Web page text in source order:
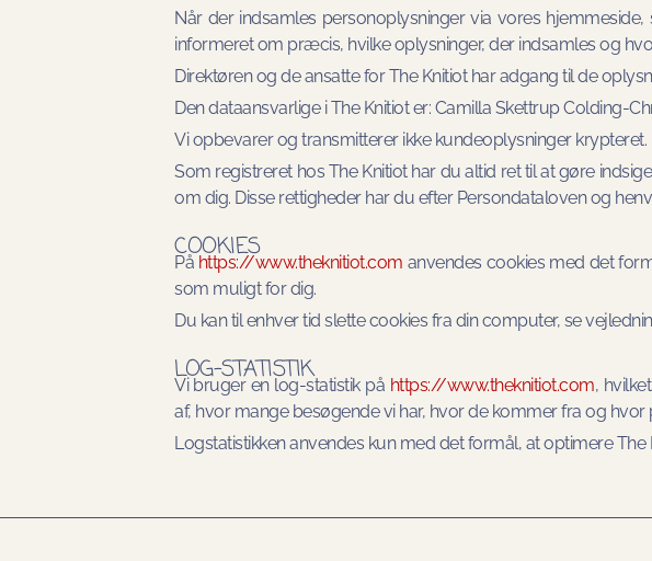
Når der indsamles personoplysninger via vores
informeret om præcis, hvilke oplysninger, der indsamles og
Direktøren og de ansatte for The Knitiot har adgang til de
Den dataansvarlige i The Knitiot er: Camilla Skettrup Colding-
Vi opbevarer og transmitterer ikke kundeoplysninger krypteret.
Som registreret hos The Knitiot har du altid ret til at gøre
om dig. Disse rettigheder har du efter Persondataloven og
COOKIES
På https://www.theknitiot.com anvendes cookies med det
som muligt for dig.
Du kan til enhver tid slette cookies fra din computer, se
LOG-STATISTIK
Vi bruger en log-statistik på https://www.theknitiot.com,
af, hvor mange besøgende vi har, hvor de kommer fra og
Logstatistikken anvendes kun med det formål, at optimere The